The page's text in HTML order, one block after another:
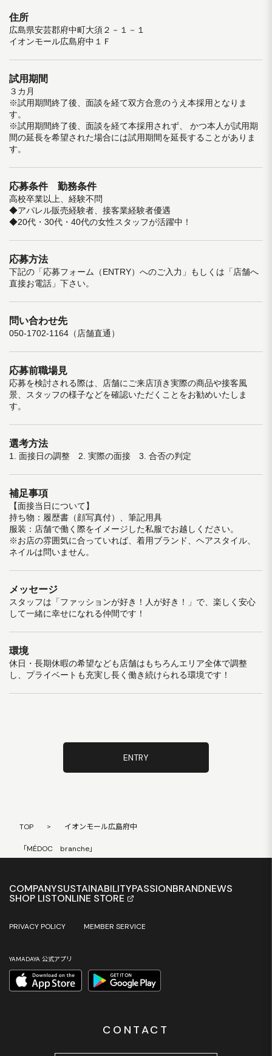
住所
広島県安芸郡府中町大須２－１－１
イオンモール広島府中１Ｆ
試用期間
３カ月
※試用期間終了後、面談を経て双方合意のうえ本採用となりま
す。
※試用期間終了後、面談を経て本採用されず、 かつ本人が試用期
間の延長を希望された場合には試用期間を延長することがありま
す。
応募条件 勤務条件
高校卒業以上、経験不問
◆アパレル販売経験者、接客業経験者優遇
◆20代・30代・40代の女性スタッフが活躍中！
応募方法
下記の「応募フォーム（ENTRY）へのご入力」もしくは「店舗へ
直接お電話」下さい。
問い合わせ先
050-1702-1164（店舗直通）
応募前職場見
応募を検討される際は、店舗にご来店頂き実際の商品や接客風
景、スタッフの様子などを確認いただくことをお勧めいたしま
す。
選考方法
1. 面接日の調整 2. 実際の面接 3. 合否の判定
補足事項
【面接当日について】
持ち物：履歴書（顔写真付）、筆記用具
服装：店舗で働く際をイメージした私服でお越しください。
※お店の雰囲気に合っていれば、着用ブランド、ヘアスタイル、
ネイルは問いません。
メッセージ
スタッフは「ファッションが好き！人が好き！」で、楽しく安心
して一緒に幸せになれる仲間です！
環境
休日・長期休暇の希望なども店舗はもちろんエリア全体で調整
し、プライベートも充実し長く働き続けられる環境です！
ENTRY
TOP > イオンモール広島府中
「MÉDOC branche」
COMPANYSUSTAINABILITYPASSIONBRANDNEWS
SHOP LISTONLINE STORE
PRIVACY POLICY MEMBER SERVICE
YAMADAYA 公式アプリ
CONTACT